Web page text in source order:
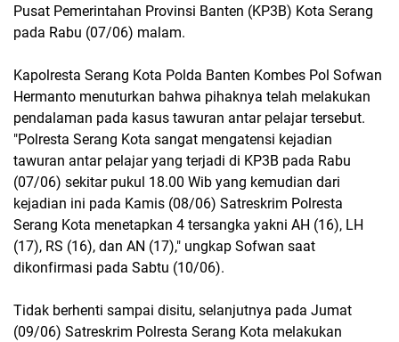
Pusat Pemerintahan Provinsi Banten (KP3B) Kota Serang
pada Rabu (07/06) malam.
Kapolresta Serang Kota Polda Banten Kombes Pol Sofwan
Hermanto menuturkan bahwa pihaknya telah melakukan
pendalaman pada kasus tawuran antar pelajar tersebut.
"Polresta Serang Kota sangat mengatensi kejadian
tawuran antar pelajar yang terjadi di KP3B pada Rabu
(07/06) sekitar pukul 18.00 Wib yang kemudian dari
kejadian ini pada Kamis (08/06) Satreskrim Polresta
Serang Kota menetapkan 4 tersangka yakni AH (16), LH
(17), RS (16), dan AN (17)," ungkap Sofwan saat
dikonfirmasi pada Sabtu (10/06).
Tidak berhenti sampai disitu, selanjutnya pada Jumat
(09/06) Satreskrim Polresta Serang Kota melakukan